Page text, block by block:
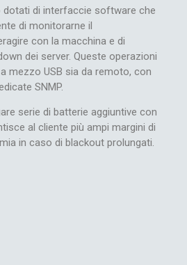
dotati di interfaccie software che
di monitorarne il
con la macchina e di
dei server. Queste operazioni
mezzo USB sia da remoto, con
SNMP.
serie di batterie aggiuntive con
al cliente più ampi margini di
in caso di blackout prolungati.